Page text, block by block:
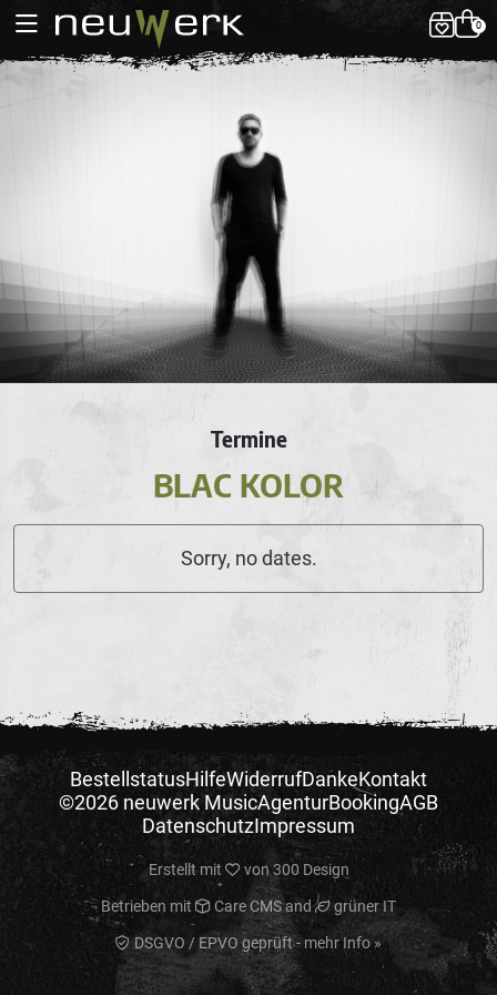
0
Termine
BLAC KOLOR
Sorry, no dates.
BestellstatusHilfeWiderrufDankeKontakt
©2026 neuwerk MusicAgenturBookingAGB
DatenschutzImpressum
Erstellt mit von300 Design
Betrieben mit Care CMSand grüner IT
DSGVO / EPVO geprüft - mehr Info »